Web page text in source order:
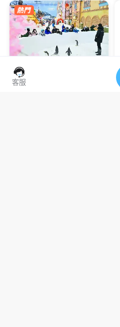
廣州熱雪奇跡2026暑期
客服